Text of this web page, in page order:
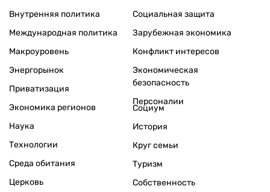
Внутренняя политика
Международная политика
Макроуровень
Энергорынок
Приватизация
Экономика регионов
Социальная защита
Зарубежная экономика
Конфликт интересов
Экономическая
безопасность
Персоналии
Наука
Технологии
Среда обитания
Церковь
Социум
История
Круг семьи
Туризм
Собственность